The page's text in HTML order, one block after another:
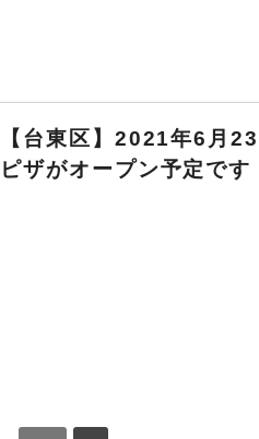
【台東区】2021年6月
ピザがオープン予定です